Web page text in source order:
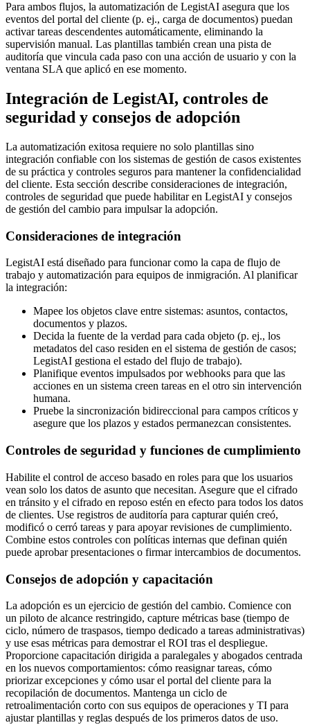
Para ambos flujos, la automatización de LegistAI asegura que los
eventos del portal del cliente (p. ej., carga de documentos) puedan
activar tareas descendentes automáticamente, eliminando la
supervisión manual. Las plantillas también crean una pista de
auditoría que vincula cada paso con una acción de usuario y con la
ventana SLA que aplicó en ese momento.
Integración de LegistAI, controles de
seguridad y consejos de adopción
La automatización exitosa requiere no solo plantillas sino
integración confiable con los sistemas de gestión de casos existentes
de su práctica y controles seguros para mantener la confidencialidad
del cliente. Esta sección describe consideraciones de integración,
controles de seguridad que puede habilitar en LegistAI y consejos
de gestión del cambio para impulsar la adopción.
Consideraciones de integración
LegistAI está diseñado para funcionar como la capa de flujo de
trabajo y automatización para equipos de inmigración. Al planificar
la integración:
Mapee los objetos clave entre sistemas: asuntos, contactos,
documentos y plazos.
Decida la fuente de la verdad para cada objeto (p. ej., los
metadatos del caso residen en el sistema de gestión de casos;
LegistAI gestiona el estado del flujo de trabajo).
Planifique eventos impulsados por webhooks para que las
acciones en un sistema creen tareas en el otro sin intervención
humana.
Pruebe la sincronización bidireccional para campos críticos y
asegure que los plazos y estados permanezcan consistentes.
Controles de seguridad y funciones de cumplimiento
Habilite el control de acceso basado en roles para que los usuarios
vean solo los datos de asunto que necesitan. Asegure que el cifrado
en tránsito y el cifrado en reposo estén en efecto para todos los datos
de clientes. Use registros de auditoría para capturar quién creó,
modificó o cerró tareas y para apoyar revisiones de cumplimiento.
Combine estos controles con políticas internas que definan quién
puede aprobar presentaciones o firmar intercambios de documentos.
Consejos de adopción y capacitación
La adopción es un ejercicio de gestión del cambio. Comience con
un piloto de alcance restringido, capture métricas base (tiempo de
ciclo, número de traspasos, tiempo dedicado a tareas administrativas)
y use esas métricas para demostrar el ROI tras el despliegue.
Proporcione capacitación dirigida a paralegales y abogados centrada
en los nuevos comportamientos: cómo reasignar tareas, cómo
priorizar excepciones y cómo usar el portal del cliente para la
recopilación de documentos. Mantenga un ciclo de
retroalimentación corto con sus equipos de operaciones y TI para
ajustar plantillas y reglas después de los primeros datos de uso.